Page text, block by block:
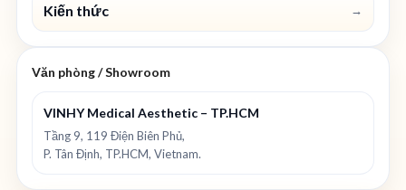
Kiến thức →
Văn phòng / Showroom
VINHY Medical Aesthetic – TP.HCM
Tầng 9, 119 Điện Biên Phủ,
P. Tân Định, TP.HCM, Vietnam.